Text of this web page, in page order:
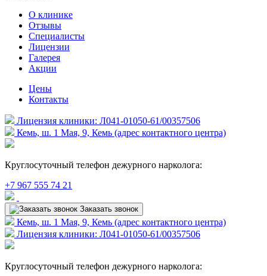
О клинике
Отзывы
Специалисты
Лицензии
Галерея
Акции
Цены
Контакты
Лицензия клиники: Л041-01050-61/00357506
Кемь, ш. 1 Мая, 9, Кемь (адрес контактного центра)
Круглосуточный телефон дежурного нарколога:
+7 967 555 74 21
Заказать звонок
Кемь, ш. 1 Мая, 9, Кемь (адрес контактного центра)
Лицензия клиники: Л041-01050-61/00357506
Круглосуточный телефон дежурного нарколога: